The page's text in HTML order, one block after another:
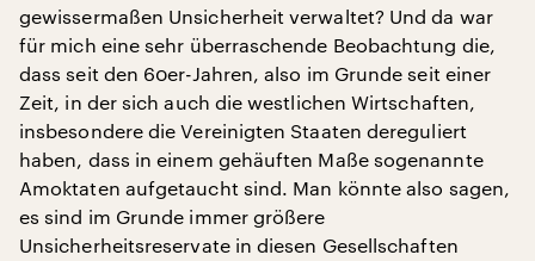
gewissermaßen Unsicherheit verwaltet? Und da war
für mich eine sehr überraschende Beobachtung die,
dass seit den 60er-Jahren, also im Grunde seit einer
Zeit, in der sich auch die westlichen Wirtschaften,
insbesondere die Vereinigten Staaten dereguliert
haben, dass in einem gehäuften Maße sogenannte
Amoktaten aufgetaucht sind. Man könnte also sagen,
es sind im Grunde immer größere
Unsicherheitsreservate in diesen Gesellschaften